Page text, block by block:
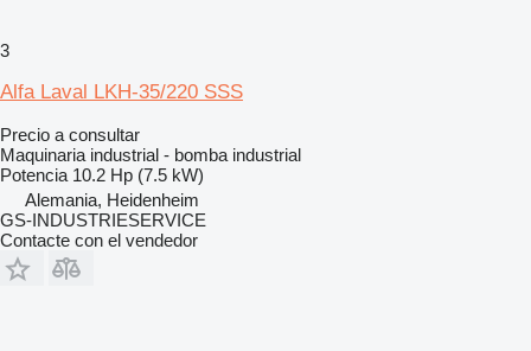
3
Alfa Laval LKH-35/220 SSS
Precio a consultar
Maquinaria industrial - bomba industrial
Potencia 10.2 Hp (7.5 kW)
Alemania, Heidenheim
GS-INDUSTRIESERVICE
Contacte con el vendedor